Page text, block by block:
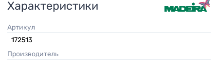
Характеристики
Артикул
172513
Производитель